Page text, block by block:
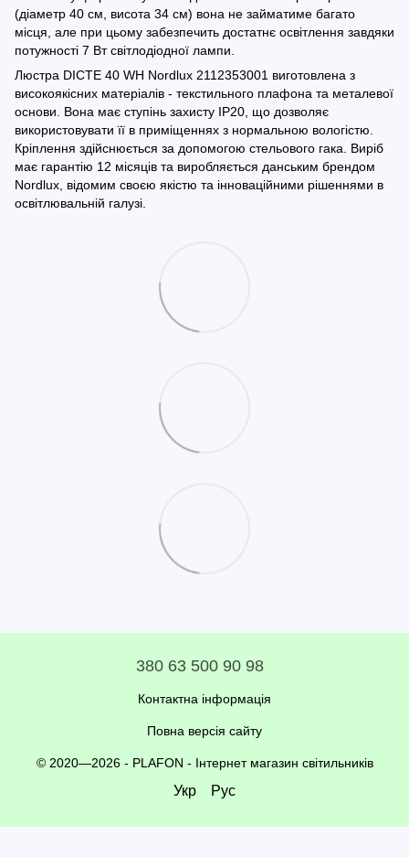
(діаметр 40 см, висота 34 см) вона не займатиме багато
місця, але при цьому забезпечить достатнє освітлення завдяки
потужності 7 Вт світлодіодної лампи.
Люстра DICTE 40 WH Nordlux 2112353001 виготовлена з
високоякісних матеріалів - текстильного плафона та металевої
основи. Вона має ступінь захисту IP20, що дозволяє
використовувати її в приміщеннях з нормальною вологістю.
Кріплення здійснюється за допомогою стельового гака. Виріб
має гарантію 12 місяців та виробляється данським брендом
Nordlux, відомим своєю якістю та інноваційними рішеннями в
освітлювальній галузі.
380 63 500 90 98
Контактна інформація
Повна версія сайту
© 2020—2026 - PLAFON - Інтернет магазин світильників
Укр Рус